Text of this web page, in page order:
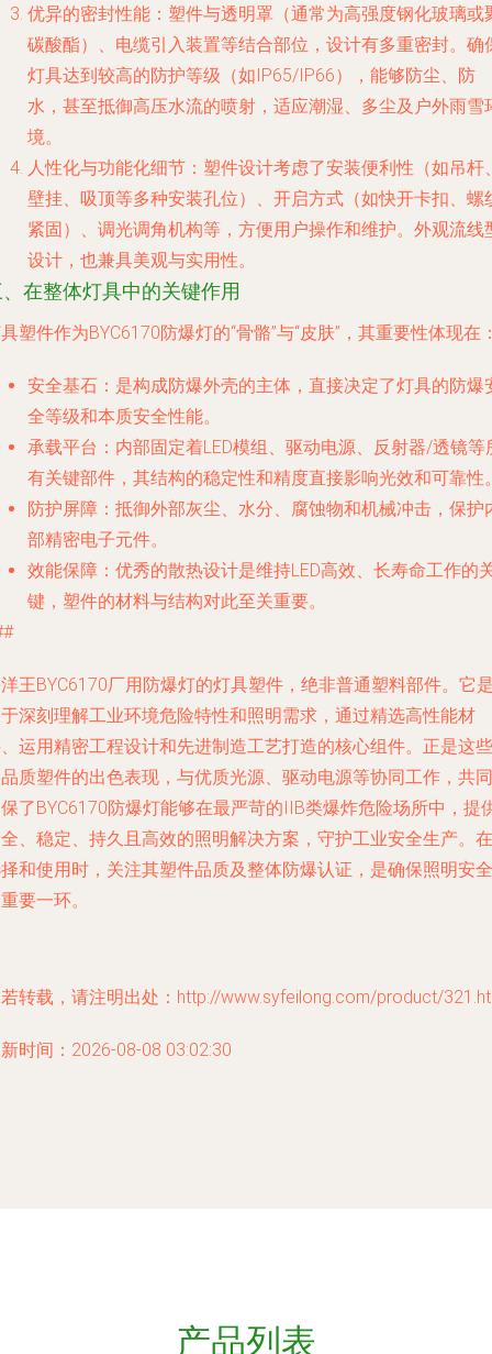
优异的密封性能 ：塑件与透明罩（通常为高强度钢化玻璃或
碳酸酯）、电缆引入装置等结合部位，设计有多重密封。确
灯具达到较高的防护等级（如IP65/IP66），能够防尘、防
水，甚至抵御高压水流的喷射，适应潮湿、多尘及户外雨雪
境。
人性化与功能化细节 ：塑件设计考虑了安装便利性（如吊杆
壁挂、吸顶等多种安装孔位）、开启方式（如快开卡扣、螺
紧固）、调光调角机构等，方便用户操作和维护。外观流线
设计，也兼具美观与实用性。
在整体灯具中的关键作用
塑件作为BYC6170防爆灯的“骨骼”与“皮肤”，其重要性体现在
安全基石 ：是构成防爆外壳的主体，直接决定了灯具的防爆
全等级和本质安全性能。
承载平台 ：内部固定着LED模组、驱动电源、反射器/透镜等
有关键部件，其结构的稳定性和精度直接影响光效和可靠性
防护屏障 ：抵御外部灰尘、水分、腐蚀物和机械冲击，保护
部精密电子元件。
效能保障 ：优秀的散热设计是维持LED高效、长寿命工作的
键，塑件的材料与结构对此至关重要。
王BYC6170厂用防爆灯的灯具塑件，绝非普通塑料部件。它
深刻理解工业环境危险特性和照明需求，通过精选高性能材
运用精密工程设计和先进制造工艺打造的核心组件。正是这些
质塑件的出色表现，与优质光源、驱动电源等协同工作，共同
了BYC6170防爆灯能够在最严苛的IIB类爆炸危险场所中，提
、稳定、持久且高效的照明解决方案，守护工业安全生产。在
和使用时，关注其塑件品质及整体防爆认证，是确保照明安全
要一环。
转载，请注明出处：http://www.syfeilong.com/product/
时间：2026-08-08 03:02:30
产品列表